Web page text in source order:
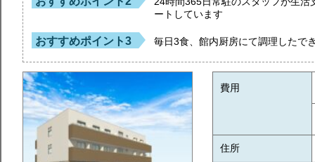
ートしています
おすすめポイント3 毎日3食、館内厨房にて調理したで
費用
住所